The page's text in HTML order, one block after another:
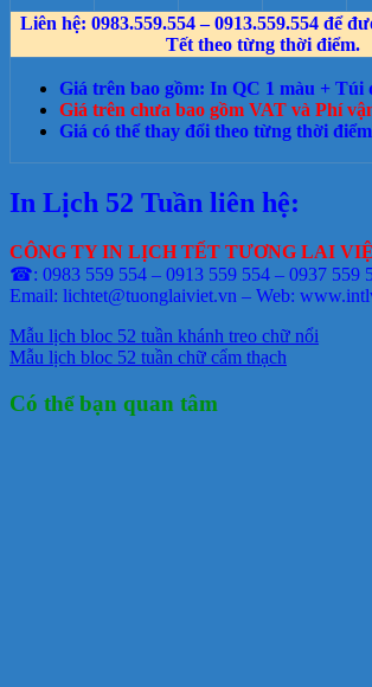
Liên hệ: 0983.559.554 – 0913.559.554 để
Tết theo từng thời điểm.
Giá trên bao gồm: In QC 1 màu + Túi
Giá trên chưa bao gồm VAT và Phí
Giá có thể thay đổi theo từng thời
In Lịch 52 Tuần liên hệ:
CÔNG TY IN LỊCH TẾT TƯƠNG LAI
☎: 0983 559 554 – 0913 559 554 – 0937 559
Email: lichtet@tuonglaiviet.vn – Web:
Mẫu lịch bloc 52 tuần khánh treo chữ nổi
Mẫu lịch bloc 52 tuần chữ cẩm thạch
Có thể bạn quan tâm